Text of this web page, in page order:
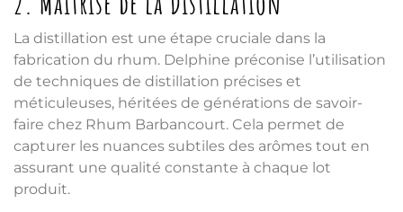
La distillation est une étape cruciale dans la
fabrication du rhum. Delphine préconise l’utilisation
de techniques de distillation précises et
méticuleuses, héritées de générations de savoir-
faire chez Rhum Barbancourt. Cela permet de
capturer les nuances subtiles des arômes tout en
assurant une qualité constante à chaque lot
produit.